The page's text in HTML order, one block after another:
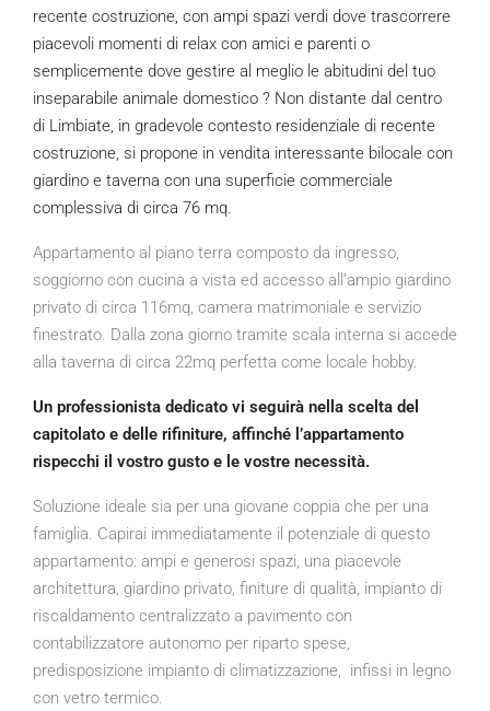
recente costruzione, con ampi spazi verdi dove trascorrere
piacevoli momenti di relax con amici e parenti o
semplicemente dove gestire al meglio le abitudini del tuo
inseparabile animale domestico ? Non distante dal centro
di Limbiate, in gradevole contesto residenziale di recente
costruzione, si propone in vendita interessante bilocale con
giardino e taverna con una superficie commerciale
complessiva di circa 76 mq.
Appartamento al piano terra composto da ingresso,
soggiorno con cucina a vista ed accesso all’ampio giardino
privato di circa 116mq, camera matrimoniale e servizio
finestrato. Dalla zona giorno tramite scala interna si accede
alla taverna di circa 22mq perfetta come locale hobby.
Un professionista dedicato vi seguirà nella scelta del
capitolato e delle rifiniture, affinché l’appartamento
rispecchi il vostro gusto e le vostre necessità.
Soluzione ideale sia per una giovane coppia che per una
famiglia. Capirai immediatamente il potenziale di questo
appartamento: ampi e generosi spazi, una piacevole
architettura, giardino privato, finiture di qualità, impianto di
riscaldamento centralizzato a pavimento con
contabilizzatore autonomo per riparto spese,
predisposizione impianto di climatizzazione, infissi in legno
con vetro termico.